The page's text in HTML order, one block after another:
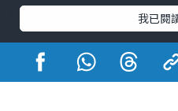
热门标签
#UGO揾好去处 #人气活动推
#亲子玩乐好去处
#UJetso礼物放送
我已閱